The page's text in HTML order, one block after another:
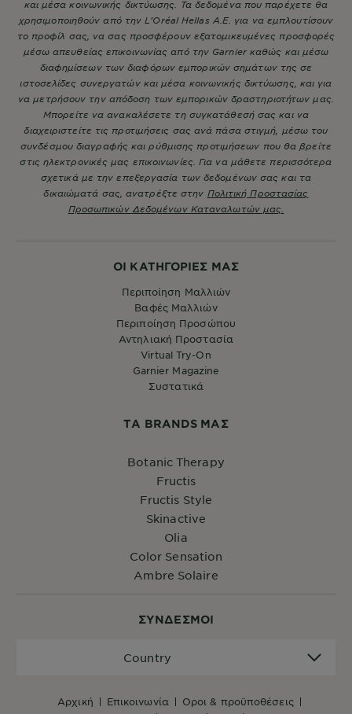
ΣYΝΔΕΣΜΟΙ
αρχική επικοινωνία
όροι & προϋποθέσεις
Country
ΟΙ ΚΑΤΗΓΟΡΙΕΣ ΜΑΣ
Περιποίηση Μαλλιών
Βαφές Μαλλιών
Περιποίηση Προσώπου
Αντηλιακή Προστασία
Virtual Try-On
Garnier Magazine
Συστατικά
ΤA BRANDS ΜΑΣ
Botanic Therapy
Fructis
Fructis Style
Skinactive
Olia
Color Sensation
Ambre Solaire
και μέσα κοινωνικής δικτύωσης. Τα δεδομένα που παρέχετε θα
χρησιμοποιηθούν από την L’Oréal Hellas A.E. για να εμπλουτίσουν
το προφίλ σας, να σας προσφέρουν εξατομικευμένες προσφορές
μέσω απευθείας επικοινωνίας από την Garnier καθώς και μέσω
διαφημίσεων των διαφόρων εμπορικών σημάτων της σε
ιστοσελίδες συνεργατών και μέσα κοινωνικής δικτύωσης, και για
να μετρήσουν την απόδοση των εμπορικών δραστηριοτήτων μας.
Μπορείτε να ανακαλέσετε τη συγκατάθεσή σας και να
διαχειριστείτε τις προτιμήσεις σας ανά πάσα στιγμή, μέσω του
συνδέσμου διαγραφής και ρύθμισης προτιμήσεων που θα βρείτε
στις ηλεκτρονικές μας επικοινωνίες. Για να μάθετε περισσότερα
σχετικά με την επεξεργασία των δεδομένων σας και τα
δικαιώματά σας, ανατρέξτε στην Πολιτική Προστασίας
Προσωπικών Δεδομένων Καταναλωτών μας.